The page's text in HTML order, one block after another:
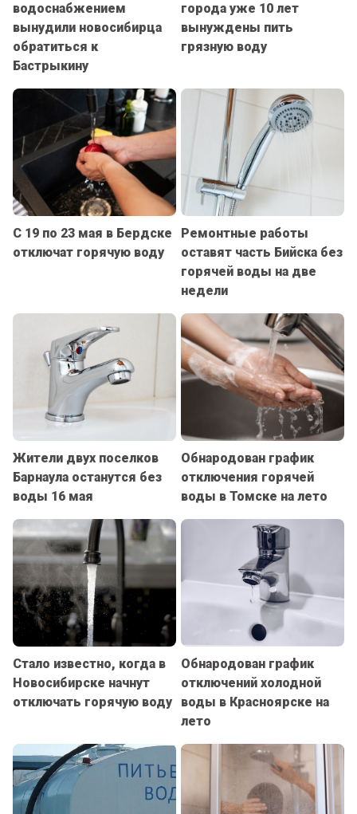
водоснабжением
вынудили новосибирца
обратиться к
Бастрыкину
города уже 10 лет
вынуждены пить
грязную воду
С 19 по 23 мая в Бердске
отключат горячую воду
Ремонтные работы
оставят часть Бийска без
горячей воды на две
недели
Жители двух поселков
Барнаула останутся без
воды 16 мая
Обнародован график
отключения горячей
воды в Томске на лето
Стало известно, когда в
Новосибирске начнут
отключать горячую воду
Обнародован график
отключений холодной
воды в Красноярске на
лето